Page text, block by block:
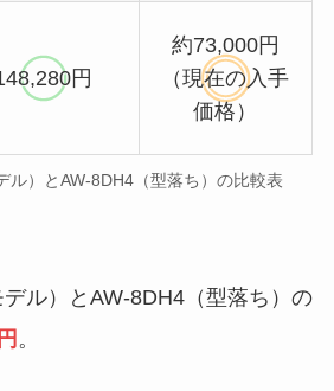
円
約73,000円
（現在の入手
価格）
ル）とAW-8DH4（型落ち）の比較表
ル）とAW-8DH4（型落ち）の
。